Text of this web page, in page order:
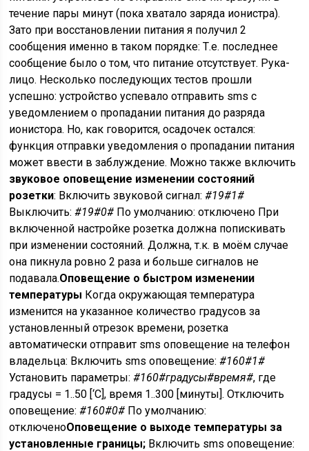
течение пары минут (пока хватало заряда ионистра).
Зато при восстановлении питания я получил 2
сообщения именно в таком порядке: Т.е. последнее
сообщение было о том, что питание отсутствует. Рука-
лицо. Несколько последующих тестов прошли
успешно: устройство успевало отправить sms с
уведомлением о пропадании питания до разряда
ионистора. Но, как говорится, осадочек остался:
функция отправки уведомления о пропадании питания
может ввести в заблуждение. Можно также включить
звуковое оповещение изменении состояний
розетки: Включить звуковой сигнал:#19#1#
Выключить:#19#0# По умолчанию: отключено При
включенной настройке розетка должна попискивать
при изменении состояний. Должна, т.к. в моём случае
она пикнула ровно 2 раза и больше сигналов не
подавала.Оповещение о быстром изменении
температуры Когда окружающая температура
изменится на указанное количество градусов за
установленный отрезок времени, розетка
автоматически отправит sms оповещение на телефон
владельца: Включить sms оповещение:#160#1#
Установить параметры:#160#градусы#время#, где
градусы = 1..50 [‘C], время 1..300 [минуты]. Отключить
оповещение:#160#0# По умолчанию:
отключеноОповещение о выходе температуры за
установленные границы; Включить sms оповещение: